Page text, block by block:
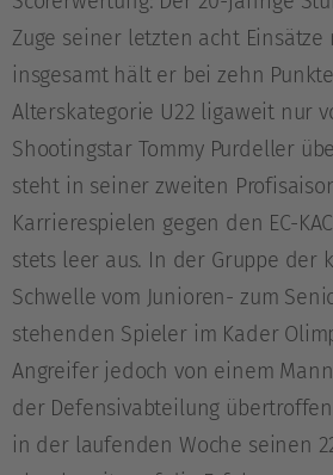
Zuge seiner letzten acht Einsätze
insgesamt hält er bei zehn
Alterskategorie U22 ligaweit nur
Shootingstar Tommy Purdeller
steht in seiner zweiten
Karrierespielen gegen den EC-
stets leer aus. In der Gruppe der
Schwelle vom Junioren- zum
stehenden Spieler im Kader
Angreifer jedoch von einem
der Defensivabteilung
in der laufenden Woche seinen